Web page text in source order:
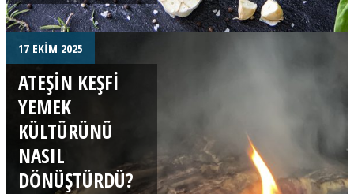
17 EKIM 2025
ATEŞIN KEŞFI
YEMEK
KÜLTÜRÜNÜ
NASIL
DÖNÜŞTÜRDÜ?